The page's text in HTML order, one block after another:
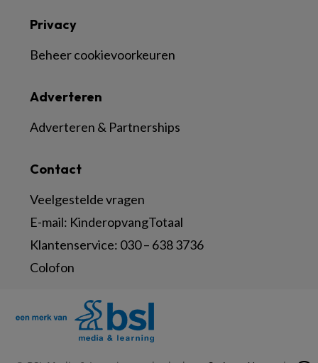
Contact
Veelgestelde vragen
E-mail: KinderopvangTotaal
Klantenservice: 030 – 638 3736
Colofon
Adverteren
Adverteren & Partnerships
Privacy
Beheer cookievoorkeuren